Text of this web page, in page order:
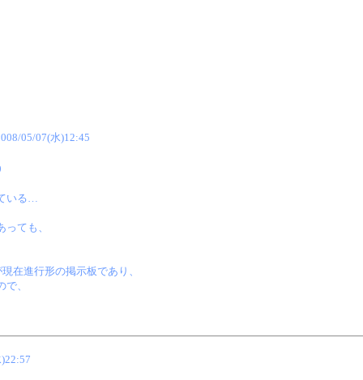
05/07(水)12:45
いる…
ても、
在進行形の掲示板であり、
、